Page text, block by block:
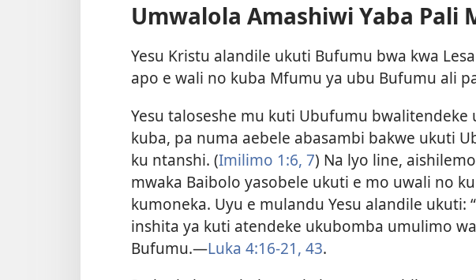
Umwalola Amashiwi Yaba Pali
Yesu Kristu alandile ukuti Bufumu bwa kwa Lesa
apo e wali no kuba Mfumu ya ubu Bufumu ali
Yesu taloseshe mu kuti Ubufumu bwalitendeke
kuba, pa numa aebele abasambi bakwe ukuti
ku ntanshi. (Imilimo 1:6, 7) Na lyo line,
mwaka Baibolo yasobele ukuti e mo uwali no
kumoneka. Uyu e mulandu Yesu alandile ukuti:
inshita ya kuti atendeke ukubomba umulimo
Bufumu.—Luka 4:16-21, 43.